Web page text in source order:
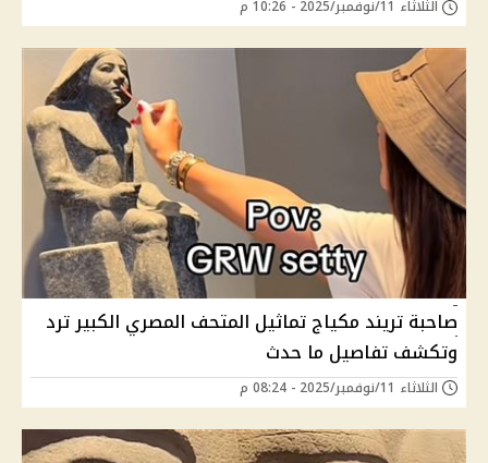
الثلاثاء 11/نوفمبر/2025 - 10:26 م
صاحبة تريند مكياج تماثيل المتحف المصري الكبير ترد
وتكشف تفاصيل ما حدث
الثلاثاء 11/نوفمبر/2025 - 08:24 م